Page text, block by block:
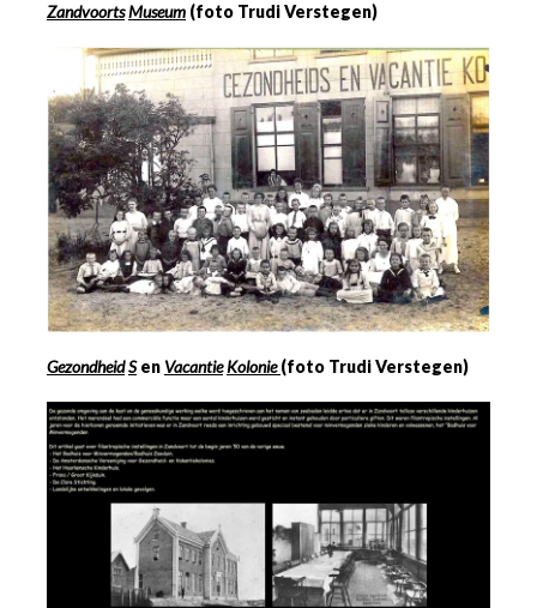
ZandvoortsMuseum (foto Trudi Verstegen)
GezondheidSen VacantieKolonie(foto Trudi Verstegen)